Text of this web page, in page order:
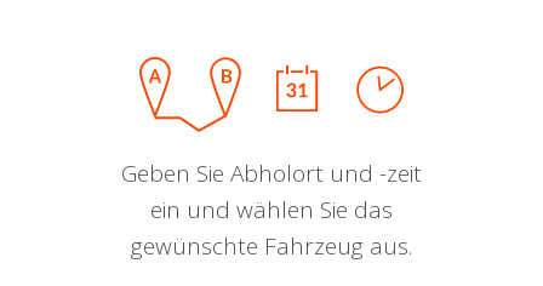
Geben Sie Abholort und -zeit
ein und wählen Sie das
gewünschte Fahrzeug aus.